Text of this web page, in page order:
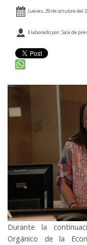
LEGISLAMOS
TRANSPARENCIA
PARTICIPACIÓN
RELACIONES
AGENDA
Jueves, 29 de octubre del
Elaborado por: Sala de
Durante la
Orgánico de la